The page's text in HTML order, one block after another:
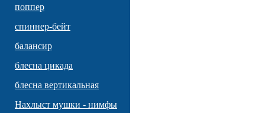
поппер
спиннер-бейт
балансир
блесна цикада
блесна вертикальная
Нахлыст мушки - нимфы